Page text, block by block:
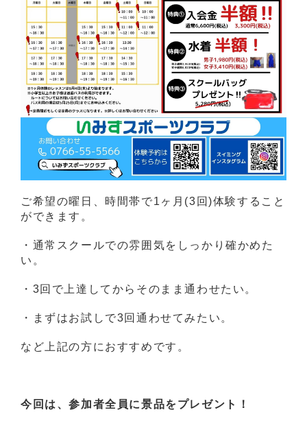
ご希望の曜日、時間帯で1ヶ月(3回)体験すること
ができます。
・通常スクールでの雰囲気をしっかり確かめた
い。
・3回で上達してからそのまま通わせたい。
・まずはお試しで3回通わせてみたい。
など上記の方におすすめです。
今回は、参加者全員に景品をプレゼント！